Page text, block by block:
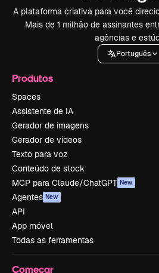
A plataforma criativa para você
Mais de 1 milhão de assinantes
agências e
Português
Produtos
Spaces
Assistente de IA
Gerador de imagens
Gerador de vídeos
Texto para voz
Conteúdo de stock
MCP para Claude/ChatGPT New
Agentes New
API
App móvel
Todas as ferramentas
Começar